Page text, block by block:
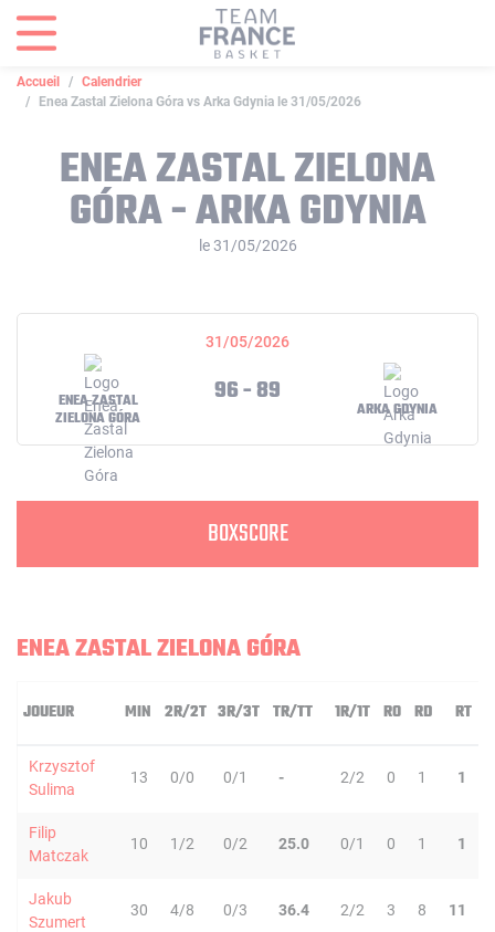
Accueil
Calendrier
Enea Zastal Zielona Góra vs Arka Gdynia le 31/05/2026
ENEA ZASTAL ZIELONA
GÓRA - ARKA GDYNIA
le 31/05/2026
31/05/2026
ENEA ZASTAL
ZIELONA GÓRA
96 - 89
ARKA GDYNIA
BOXSCORE
ENEA ZASTAL ZIELONA GÓRA
JOUEUR MIN 2R/2T 3R/3T TR/TT 1R/1T RO RD RT
Krzysztof
Sulima
13 0/0 0/1 - 2/2 0 1 1
Filip
Matczak
10 1/2 0/2 25.0 0/1 0 1 1
Jakub
Szumert
30 4/8 0/3 36.4 2/2 3 8 11
Panneau de gestion des cookies